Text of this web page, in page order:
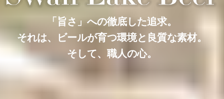
「旨さ」への徹底した追求。
それは、ビールが育つ環境と良質な素材。
そして、職人の心。